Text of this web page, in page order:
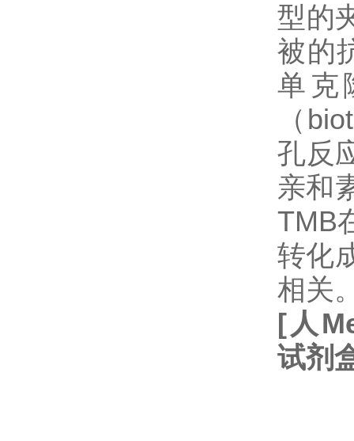
型的
被的
单克
（
孔反
亲和
TMB
转化
相关
[ 人
试剂